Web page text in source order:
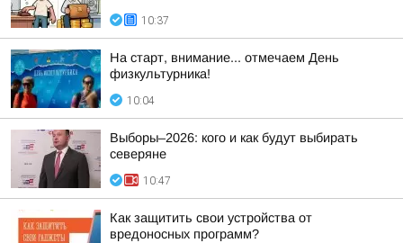
10:37
На старт, внимание... отмечаем День
физкультурника!
10:04
Выборы–2026: кого и как будут выбирать
северяне
10:47
Как защитить свои устройства от
вредоносных программ?